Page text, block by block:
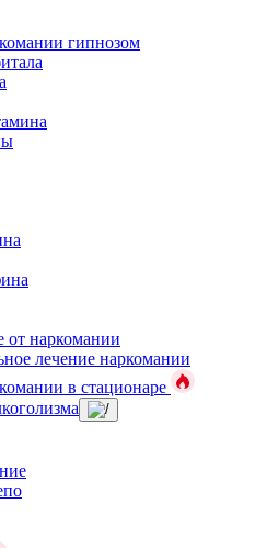
гипнозом
от наркомании
лечение наркомании
в стационаре